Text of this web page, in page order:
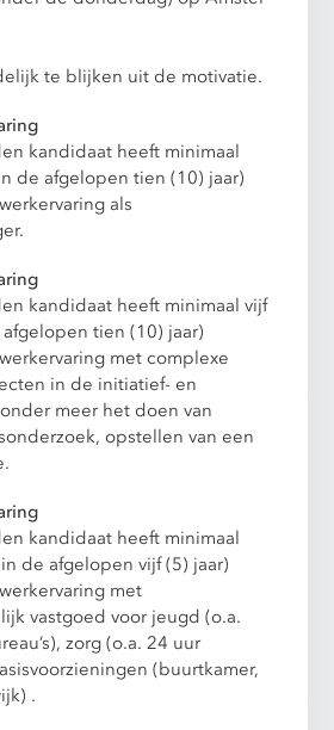
te blijken uit de motivatie.
kandidaat heeft minimaal
de afgelopen tien (10) jaar)
als
kandidaat heeft minimaal vijf
tien (10) jaar)
met complexe
in de initiatief- en
meer het doen van
opstellen van een
kandidaat heeft minimaal
de afgelopen vijf (5) jaar)
met
vastgoed voor jeugd (o.a.
zorg (o.a. 24 uur
(buurtkamer,
.